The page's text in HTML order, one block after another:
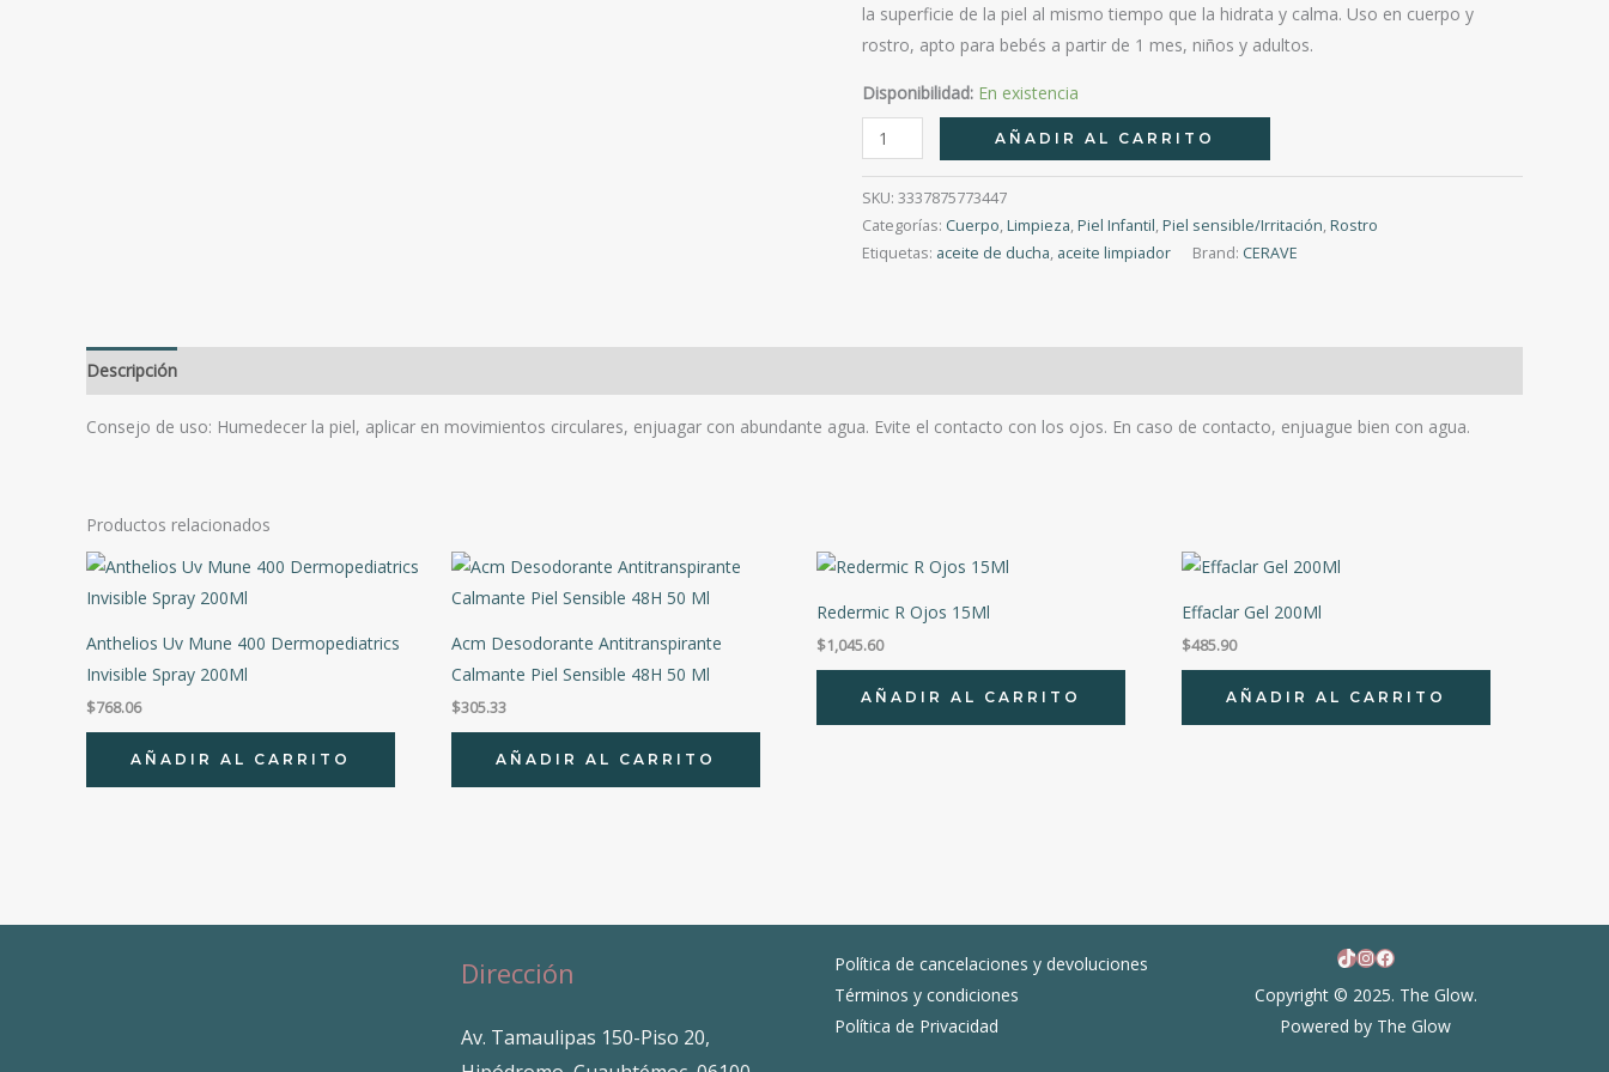
la superficie de la piel al mismo tiempo que la hidrata y calma. Uso en cuerpo y
rostro, apto para bebés a partir de 1 mes, niños y adultos.
Disponibilidad: En existencia
Cerave
Limpiador
En
Aceite
De
Normal
AÑADIR AL CARRITO
SKU: 3337875773447
Categorías: Cuerpo,Limpieza,Piel Infantil,Piel sensible/Irritación,Rostro
Etiquetas: aceite de ducha, aceite limpiador Brand: CERAVE
Descripción
Consejo de uso: Humedecer la piel, aplicar en movimientos circulares, enjuagar con abundante agua. Evite el contacto con los ojos. En caso de contacto, enjuague bien con agua.
Productos relacionados
Anthelios Uv Mune 400 Dermopediatrics
Invisible Spray 200Ml
$768.06
AÑADIR AL CARRITO
Acm Desodorante Antitranspirante
Calmante Piel Sensible 48H 50 Ml
$305.33
AÑADIR AL CARRITO
Redermic R Ojos 15Ml
$1,045.60
AÑADIR AL CARRITO
Effaclar Gel 200Ml
$485.90
AÑADIR AL CARRITO
Dirección
Av. Tamaulipas 150-Piso 20,
Política de cancelaciones y devoluciones
Términos y condiciones
Política de Privacidad
TikTok
Instagram
Facebook
Copyright © 2025. The Glow.
Powered by The Glow